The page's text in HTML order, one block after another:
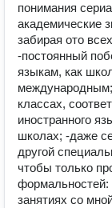
понимания
академические
забирая ото
-постоянный
языкам, как
международным;
классах,
иностранного
школах; -даже
другой
чтобы только
формальностей:
занятиях со